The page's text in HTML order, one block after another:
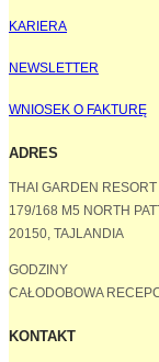
KARIERA
NEWSLETTER
WNIOSEK O FAKTURĘ
ADRES
THAI GARDEN RESORT
179/168 M5 NORTH
20150, TAJLANDIA
GODZINY
CAŁODOBOWA
KONTAKT